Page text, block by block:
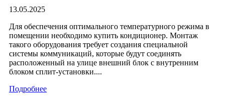
13.05.2025
Для обеспечения оптимального температурного режима в
помещении необходимо купить кондиционер. Монтаж
такого оборудования требует создания специальной
системы коммуникаций, которые будут соединять
расположенный на улице внешний блок с внутренним
блоком сплит-установки....
Подробнее